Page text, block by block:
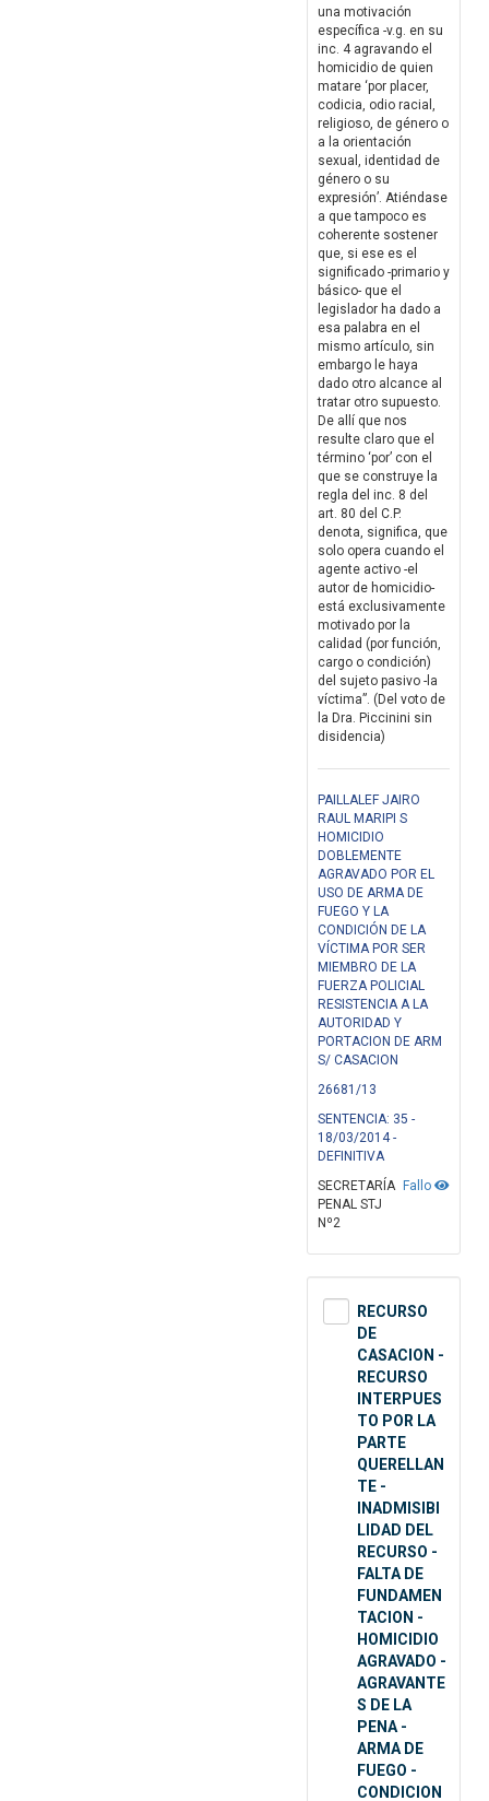
una motivación
específica -v.g. en su
inc. 4 agravando el
homicidio de quien
matare ‘por placer,
codicia, odio racial,
religioso, de género o
a la orientación
sexual, identidad de
género o su
expresión’. Atiéndase
a que tampoco es
coherente sostener
que, si ese es el
significado -primario y
básico- que el
legislador ha dado a
esa palabra en el
mismo artículo, sin
embargo le haya
dado otro alcance al
tratar otro supuesto.
De allí que nos
resulte claro que el
término ‘por’ con el
que se construye la
regla del inc. 8 del
art. 80 del C.P.
denota, significa, que
solo opera cuando el
agente activo -el
autor de homicidio-
está exclusivamente
motivado por la
calidad (por función,
cargo o condición)
del sujeto pasivo -la
víctima”. (Del voto de
la Dra. Piccinini sin
disidencia)
PAILLALEF JAIRO
RAUL MARIPI S
HOMICIDIO
DOBLEMENTE
AGRAVADO POR EL
USO DE ARMA DE
FUEGO Y LA
CONDICIÓN DE LA
VÍCTIMA POR SER
MIEMBRO DE LA
FUERZA POLICIAL
RESISTENCIA A LA
AUTORIDAD Y
PORTACION DE ARM
S/ CASACION
26681/13
SENTENCIA: 35 -
18/03/2014 -
DEFINITIVA
Fallo
SECRETARÍA
PENAL STJ
Nº2
RECURSO
DE
CASACION -
RECURSO
INTERPUES
TO POR LA
PARTE
QUERELLAN
TE -
INADMISIBI
LIDAD DEL
RECURSO -
FALTA DE
FUNDAMEN
TACION -
HOMICIDIO
AGRAVADO -
AGRAVANTE
S DE LA
PENA -
ARMA DE
FUEGO -
CONDICION